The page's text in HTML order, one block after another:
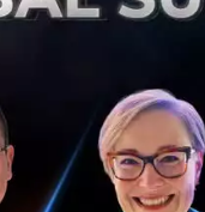
Gmail Update Google
Mail อีเมลใหม่จาก